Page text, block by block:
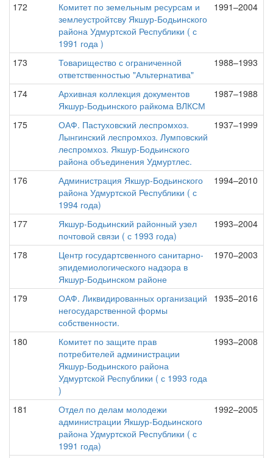
172
Комитет по земельным ресурсам и
землеустройтсву Якшур-Бодьинского
района Удмуртской Республики ( с
1991 года )
1991–2004
173
Товарищество с ограниченной
ответственностью "Альтернатива"
1988–1993
174
Архивная коллекция документов
Якшур-Бодьинского райкома ВЛКСМ
1987–1988
175
ОАФ. Пастуховский леспромхоз.
Лынгинский леспромхоз. Лумповский
леспромхоз. Якшур-Бодьинского
района объединения Удмуртлес.
1937–1999
176
Администрация Якшур-Бодьинского
района Удмуртской Республики ( с
1994 года)
1994–2010
177
Якшур-Бодьинский районный узел
почтовой связи ( с 1993 года)
1993–2004
178
Центр государтсвенного санитарно-
эпидемиологического надзора в
Якшур-Бодьинском районе
1970–2003
179
ОАФ. Ликвидированных организаций
негосударственной формы
собственности.
1935–2016
180
Комитет по защите прав
потребителей администрации
Якшур-Бодьинского района
Удмуртской Республики ( с 1993 года
)
1993–2008
181
Отдел по делам молодежи
администрации Якшур-Бодьинского
района Удмуртской Республики ( с
1991 года)
1992–2005